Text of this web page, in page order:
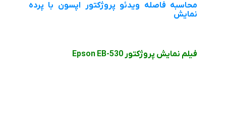
محاسبه فاصله ویدئو پروژکتور اپسون با پرده
نمایش
فیلم نمایش پروژکتور Epson EB-530